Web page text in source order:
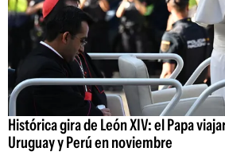
Histórica gira de León XIV: el Papa
Uruguay y Perú en noviembre